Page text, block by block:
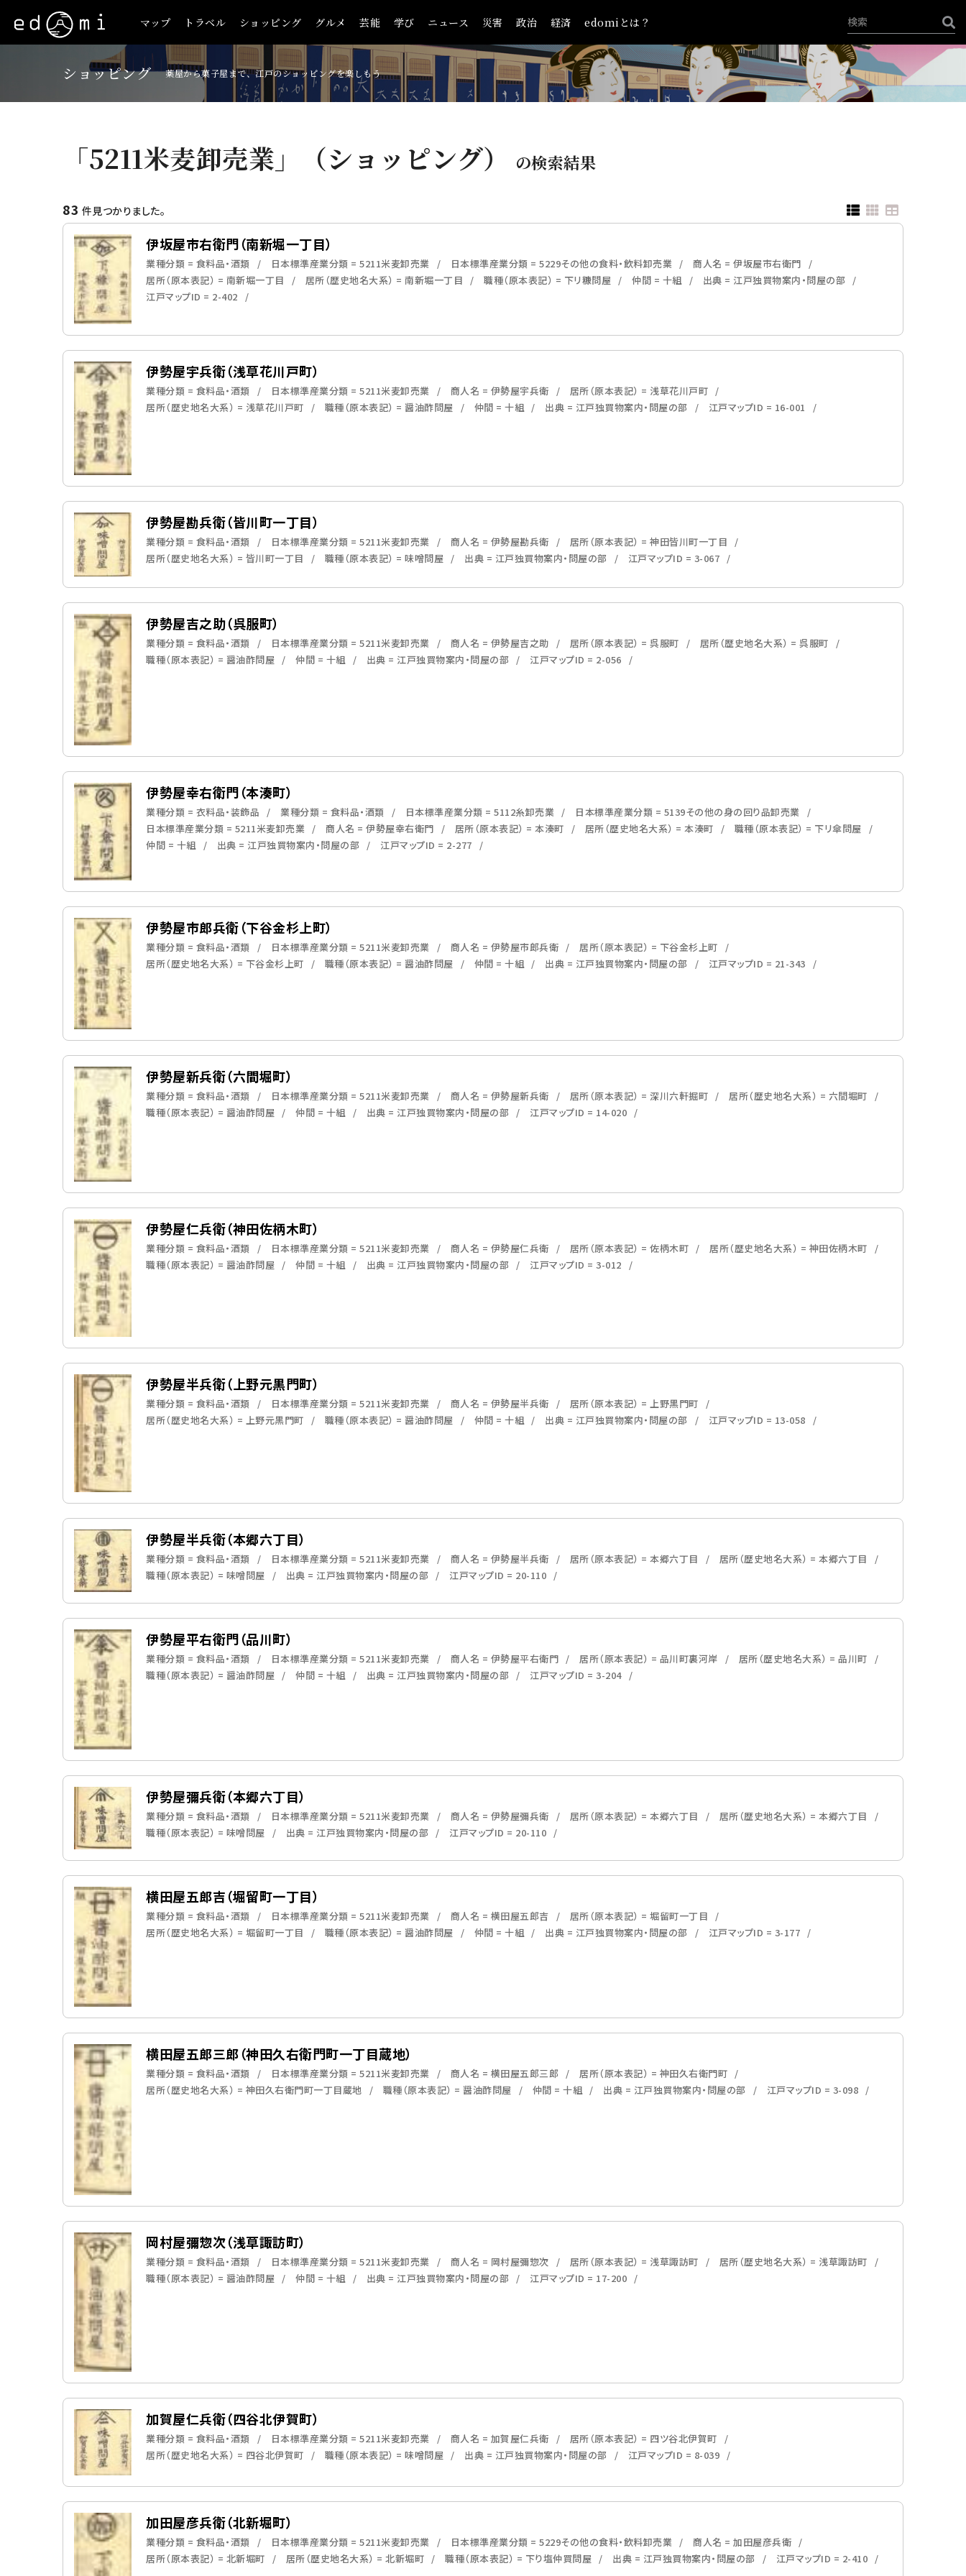
マップ トラベル ショッピング グルメ 芸能 学び ニュース 災害 政治 経済 edomiとは？
ショッピング 薬屋から菓子屋まで、江戸のショッピングを楽しもう
「5211米麦卸売業」（ショッピング） の検索結果
83 件見つかりました。
伊坂屋市右衛門（南新堀一丁目）
業種分類 = 食料品・酒類 日本標準産業分類 = 5211米麦卸売業 日本標準産業分類 = 5229その他の食料・飲料卸売業
商人名 = 伊坂屋市右衛門
居所（原本表記） = 南新堀一丁目
居所（歴史地名大系） = 南新堀一丁目 職種（原本表記） = 下リ糠問屋 仲間 = 十組
出典 = 江戸独買物案内・問屋の部
江戸マップID = 2-402
伊勢屋宇兵衛（浅草花川戸町）
業種分類 = 食料品・酒類 日本標準産業分類 = 5211米麦卸売業 商人名 = 伊勢屋宇兵衛
居所（原本表記） = 浅草花川戸町
居所（歴史地名大系） = 浅草花川戸町
職種（原本表記） = 醤油酢問屋 仲間 = 十組 出典 = 江戸独買物案内・問屋の部 江戸マップID = 16-001
伊勢屋勘兵衛（皆川町一丁目）
業種分類 = 食料品・酒類 日本標準産業分類 = 5211米麦卸売業 商人名 = 伊勢屋勘兵衛
居所（原本表記） = 神田皆川町一丁目
居所（歴史地名大系） = 皆川町一丁目
職種（原本表記） = 味噌問屋 出典 = 江戸独買物案内・問屋の部 江戸マップID = 3-067
伊勢屋吉之助（呉服町）
業種分類 = 食料品・酒類 日本標準産業分類 = 5211米麦卸売業 商人名 = 伊勢屋吉之助 居所（原本表記） = 呉服町
居所（歴史地名大系） = 呉服町
職種（原本表記） = 醤油酢問屋
仲間 = 十組 出典 = 江戸独買物案内・問屋の部 江戸マップID = 2-056
伊勢屋幸右衛門（本湊町）
業種分類 = 衣料品・装飾品 業種分類 = 食料品・酒類 日本標準産業分類 = 5112糸卸売業
日本標準産業分類 = 5139その他の身の回り品卸売業
日本標準産業分類 = 5211米麦卸売業
商人名 = 伊勢屋幸右衛門 居所（原本表記） = 本湊町 居所（歴史地名大系） = 本湊町
職種（原本表記） = 下リ傘問屋
仲間 = 十組
出典 = 江戸独買物案内・問屋の部 江戸マップID = 2-277
伊勢屋市郎兵衛（下谷金杉上町）
業種分類 = 食料品・酒類 日本標準産業分類 = 5211米麦卸売業 商人名 = 伊勢屋市郎兵衛
居所（原本表記） = 下谷金杉上町
居所（歴史地名大系） = 下谷金杉上町
職種（原本表記） = 醤油酢問屋 仲間 = 十組 出典 = 江戸独買物案内・問屋の部 江戸マップID = 21-343
伊勢屋新兵衛（六間堀町）
業種分類 = 食料品・酒類 日本標準産業分類 = 5211米麦卸売業 商人名 = 伊勢屋新兵衛 居所（原本表記） = 深川六軒掘町
居所（歴史地名大系） = 六間堀町
職種（原本表記） = 醤油酢問屋
仲間 = 十組 出典 = 江戸独買物案内・問屋の部 江戸マップID = 14-020
伊勢屋仁兵衛（神田佐柄木町）
業種分類 = 食料品・酒類 日本標準産業分類 = 5211米麦卸売業 商人名 = 伊勢屋仁兵衛 居所（原本表記） = 佐柄木町
居所（歴史地名大系） = 神田佐柄木町
職種（原本表記） = 醤油酢問屋
仲間 = 十組 出典 = 江戸独買物案内・問屋の部 江戸マップID = 3-012
伊勢屋半兵衛（上野元黒門町）
業種分類 = 食料品・酒類 日本標準産業分類 = 5211米麦卸売業 商人名 = 伊勢屋半兵衛
居所（原本表記） = 上野黒門町
居所（歴史地名大系） = 上野元黒門町
職種（原本表記） = 醤油酢問屋 仲間 = 十組 出典 = 江戸独買物案内・問屋の部 江戸マップID = 13-058
伊勢屋半兵衛（本郷六丁目）
業種分類 = 食料品・酒類 日本標準産業分類 = 5211米麦卸売業 商人名 = 伊勢屋半兵衛 居所（原本表記） = 本郷六丁目
居所（歴史地名大系） = 本郷六丁目
職種（原本表記） = 味噌問屋
出典 = 江戸独買物案内・問屋の部 江戸マップID = 20-110
伊勢屋平右衛門（品川町）
業種分類 = 食料品・酒類 日本標準産業分類 = 5211米麦卸売業 商人名 = 伊勢屋平右衛門 居所（原本表記） = 品川町裏河岸
居所（歴史地名大系） = 品川町
職種（原本表記） = 醤油酢問屋
仲間 = 十組 出典 = 江戸独買物案内・問屋の部 江戸マップID = 3-204
伊勢屋彌兵衛（本郷六丁目）
業種分類 = 食料品・酒類 日本標準産業分類 = 5211米麦卸売業 商人名 = 伊勢屋彌兵衛 居所（原本表記） = 本郷六丁目
居所（歴史地名大系） = 本郷六丁目
職種（原本表記） = 味噌問屋
出典 = 江戸独買物案内・問屋の部 江戸マップID = 20-110
横田屋五郎吉（堀留町一丁目）
業種分類 = 食料品・酒類 日本標準産業分類 = 5211米麦卸売業 商人名 = 横田屋五郎吉
居所（原本表記） = 堀留町一丁目
居所（歴史地名大系） = 堀留町一丁目
職種（原本表記） = 醤油酢問屋 仲間 = 十組 出典 = 江戸独買物案内・問屋の部 江戸マップID = 3-177
横田屋五郎三郎（神田久右衛門町一丁目蔵地）
業種分類 = 食料品・酒類 日本標準産業分類 = 5211米麦卸売業 商人名 = 横田屋五郎三郎
居所（原本表記） = 神田久右衛門町
居所（歴史地名大系） = 神田久右衛門町一丁目蔵地
職種（原本表記） = 醤油酢問屋 仲間 = 十組 出典 = 江戸独買物案内・問屋の部 江戸マップID = 3-098
岡村屋彌惣次（浅草諏訪町）
業種分類 = 食料品・酒類 日本標準産業分類 = 5211米麦卸売業 商人名 = 岡村屋彌惣次 居所（原本表記） = 浅草諏訪町
居所（歴史地名大系） = 浅草諏訪町
職種（原本表記） = 醤油酢問屋
仲間 = 十組 出典 = 江戸独買物案内・問屋の部 江戸マップID = 17-200
加賀屋仁兵衛（四谷北伊賀町）
業種分類 = 食料品・酒類 日本標準産業分類 = 5211米麦卸売業 商人名 = 加賀屋仁兵衛
居所（原本表記） = 四ツ谷北伊賀町
居所（歴史地名大系） = 四谷北伊賀町
職種（原本表記） = 味噌問屋 出典 = 江戸独買物案内・問屋の部 江戸マップID = 8-039
加田屋彦兵衛（北新堀町）
業種分類 = 食料品・酒類 日本標準産業分類 = 5211米麦卸売業 日本標準産業分類 = 5229その他の食料・飲料卸売業
商人名 = 加田屋彦兵衛
居所（原本表記） = 北新堀町
居所（歴史地名大系） = 北新堀町 職種（原本表記） = 下り塩仲買問屋 出典 = 江戸独買物案内・問屋の部 江戸マップID = 2-410